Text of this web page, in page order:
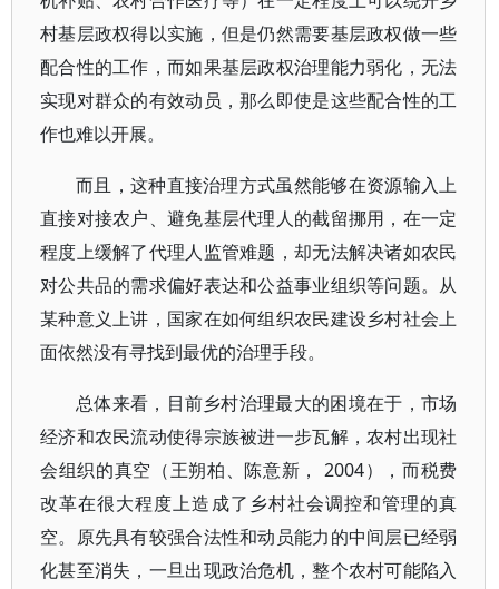
村基层政权得以实施，但是仍然需要基层政权做一些
配合性的工作，而如果基层政权治理能力弱化，无法
实现对群众的有效动员，那么即使是这些配合性的工
作也难以开展。
而且，这种直接治理方式虽然能够在资源输入上
直接对接农户、避免基层代理人的截留挪用，在一定
程度上缓解了代理人监管难题，却无法解决诸如农民
对公共品的需求偏好表达和公益事业组织等问题。从
某种意义上讲，国家在如何组织农民建设乡村社会上
面依然没有寻找到最优的治理手段。
总体来看，目前乡村治理最大的困境在于，市场
经济和农民流动使得宗族被进一步瓦解，农村出现社
会组织的真空（王朔柏、陈意新， 2004），而税费
改革在很大程度上造成了乡村社会调控和管理的真
空。原先具有较强合法性和动员能力的中间层已经弱
化甚至消失，一旦出现政治危机，整个农村可能陷入